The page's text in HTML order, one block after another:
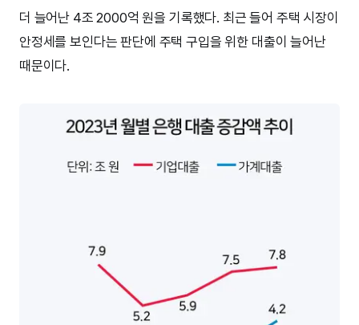
더 늘어난 4조 2000억 원을 기록했다. 최근 들어 주택 시장이
안정세를 보인다는 판단에 주택 구입을 위한 대출이 늘어난
때문이다.